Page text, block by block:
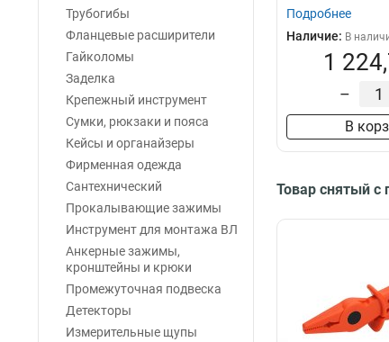
Трубогибы
Фланцевые расширители
Гайколомы
Заделка
Крепежный инструмент
Сумки, рюкзаки и пояса
Кейсы и органайзеры
Фирменная одежда
Сантехнический
Прокалывающие зажимы
Инструмент для монтажа ВЛ
Анкерные зажимы,
кронштейны и крюки
Промежуточная подвеска
Детекторы
Измерительные щупы
Подробнее
Наличие: В
1
–
В
Товар снятый с